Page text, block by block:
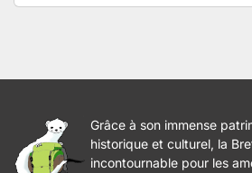
Grâce à son immense
historique et culturel, la
incontournable pour les